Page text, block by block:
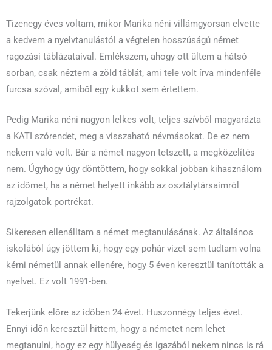
Tizenegy éves voltam, mikor Marika néni villámgyorsan elvette
a kedvem a nyelvtanulástól a végtelen hosszúságú német
ragozási táblázataival. Emlékszem, ahogy ott ültem a hátsó
sorban, csak néztem a zöld táblát, ami tele volt írva mindenféle
furcsa szóval, amiből egy kukkot sem értettem.
Pedig Marika néni nagyon lelkes volt, teljes szívből magyarázta
a KATI szórendet, meg a visszaható névmásokat. De ez nem
nekem való volt. Bár a német nagyon tetszett, a megközelítés
nem. Úgyhogy úgy döntöttem, hogy sokkal jobban kihasználom
az időmet, ha a német helyett inkább az osztálytársaimról
rajzolgatok portrékat.
Sikeresen ellenálltam a német megtanulásának. Az általános
iskolából úgy jöttem ki, hogy egy pohár vizet sem tudtam volna
kérni németül annak ellenére, hogy 5 éven keresztül tanították a
nyelvet. Ez volt 1991-ben.
Tekerjünk előre az időben 24 évet. Huszonnégy teljes évet.
Ennyi időn keresztül hittem, hogy a németet nem lehet
megtanulni, hogy ez egy hülyeség és igazából nekem nincs is rá